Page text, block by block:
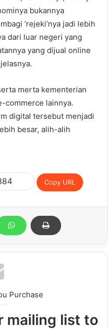
bukannya
‘rejeki’nya jadi lebih
dari luar negeri yang
yang dijual online
merta kementerian
commerce lainnya.
digital tersebut menjadi
besar, alih-alih
Copy URL
Purchase
mailing list to